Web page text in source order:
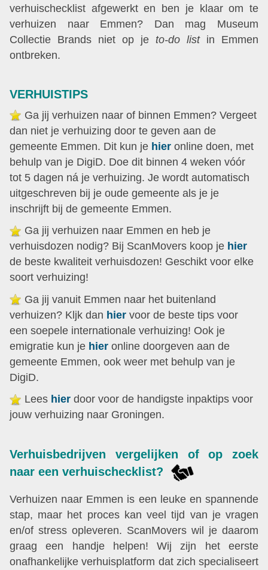
verhuischecklist afgewerkt en ben je klaar om te
verhuizen naar Emmen? Dan mag Museum
Collectie Brands niet op je to-do listin Emmen
ontbreken.
VERHUISTIPS
Ga jij verhuizen naar of binnen Emmen? Vergeet
dan niet je verhuizing door te geven aan de
gemeente Emmen. Dit kun je hier online doen, met
behulp van je DigiD. Doe dit binnen 4 weken vóór
tot 5 dagen ná je verhuizing. Je wordt automatisch
uitgeschreven bij je oude gemeente als je je
inschrijft bij de gemeente Emmen.
Ga jij verhuizen naar Emmen en heb je
verhuisdozen nodig? Bij ScanMovers koop je hier
de beste kwaliteit verhuisdozen! Geschikt voor elke
soort verhuizing!
Ga jij vanuit Emmen naar het buitenland
verhuizen? Kljk dan hier voor de beste tips voor
een soepele internationale verhuizing! Ook je
emigratie kun je hier online doorgeven aan de
gemeente Emmen, ook weer met behulp van je
DigiD.
Lees hier door voor de handigste inpaktips voor
jouw verhuizing naar Groningen.
Verhuisbedrijven vergelijken of op zoek
naar een verhuischecklist?
Verhuizen naar Emmen is een leuke en spannende
stap, maar het proces kan veel tijd van je vragen
en/of stress opleveren. ScanMovers wil je daarom
graag een handje helpen! Wij zijn het eerste
onafhankelijke verhuisplatform dat zich specialiseert